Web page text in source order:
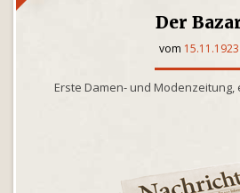
Der
vom 15.11.1923
Erste Damen- und Modenzeitung,